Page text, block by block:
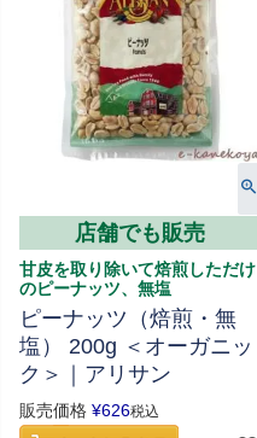
店舗でも販売
甘皮を取り除いて焙煎しただけ
のピーナッツ、無塩
ピーナッツ（焙煎・無
塩） 200g ＜オーガニッ
ク＞｜アリサン
販売価格 ¥626税込